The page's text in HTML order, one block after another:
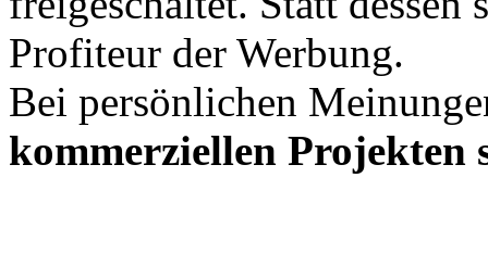
Profiteur der Werbung.
Bei persönlichen
kommerziellen Projekten